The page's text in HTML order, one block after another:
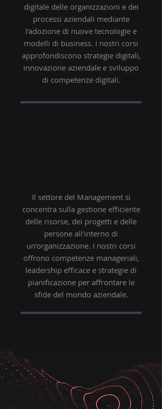
digitale delle organizzazioni e dei
processi aziendali mediante
l'adozione di nuove tecnologie e
modelli di business. I nostri corsi
approfondiscono strategie digitali,
innovazione aziendale e sviluppo
di competenze digitali.
Il settore del Management si
concentra sulla gestione efficiente
delle risorse, dei progetti e delle
persone all'interno di
un'organizzazione. I nostri corsi
offrono competenze manageriali,
leadership efficace e strategie di
pianificazione per affrontare le
sfide del mondo aziendale.